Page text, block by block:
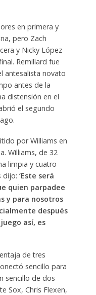
en primera y
pero Zach
y Nicky López
Remillard fue
antesalista novato
antes de la
distensión en el
el segundo
por Williams en
Williams, de 32
limpia y cuatro
dijo: ‘Este será
quien parpadee
y para nosotros
después
así, es
de tres
sencillo para
sencillo de dos
Sox, Chris Flexen,